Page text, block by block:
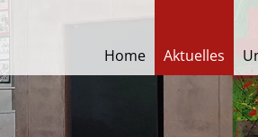
Home Aktuelles